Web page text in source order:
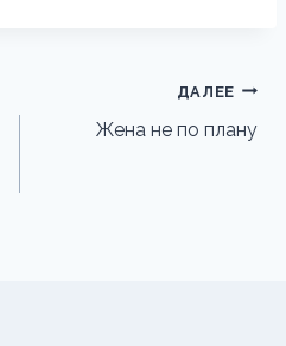
ДАЛЕЕ
Жена не по плану